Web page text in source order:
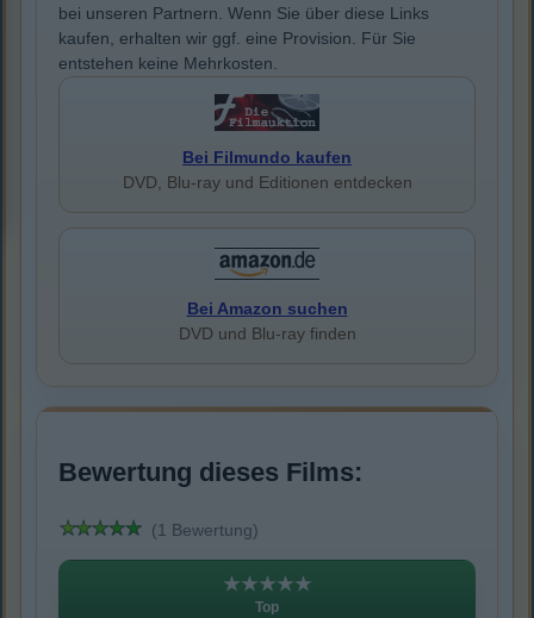
bei unseren Partnern. Wenn Sie über diese Links
kaufen, erhalten wir ggf. eine Provision. Für Sie
entstehen keine Mehrkosten.
Bei Filmundo kaufen
DVD, Blu-ray und Editionen entdecken
Bei Amazon suchen
DVD und Blu-ray finden
Bewertung dieses Films:
(1 Bewertung)
★★★★★
Top